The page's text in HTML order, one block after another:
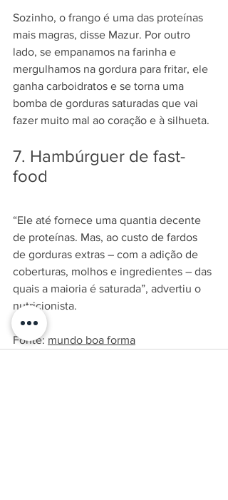
Sozinho, o frango é uma das proteínas
mais magras, disse Mazur. Por outro
lado, se empanamos na farinha e
mergulhamos na gordura para fritar, ele
ganha carboidratos e se torna uma
bomba de gorduras saturadas que vai
fazer muito mal ao coração e à silhueta.
7. Hambúrguer de fast-
food
“Ele até fornece uma quantia decente
de proteínas. Mas, ao custo de fardos
de gorduras extras – com a adição de
coberturas, molhos e ingredientes – das
quais a maioria é saturada”, advertiu o
nutricionista.
Fonte: mundo boa forma